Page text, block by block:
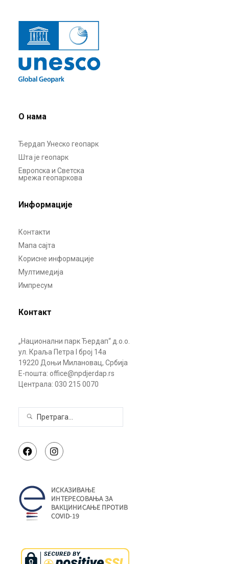
О нама
Ђердап Унеско геопарк
Шта је геопарк
Европска и Светска
мрежа геопаркова
Информације
Контакти
Мапа сајта
Корисне информације
Мултимедија
Импресум
Контакт
„Национални парк Ђердап“ д.о.о.
ул. Краља Петра I број 14а
19220 Доњи Милановац, Србија
Е-пошта: office@npdjerdap.rs
Централа: 030 215 0070